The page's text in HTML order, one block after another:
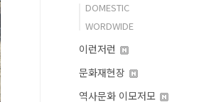
DOMESTIC
WORDWIDE
이런저런
문화재현장
역사문화 이모저모